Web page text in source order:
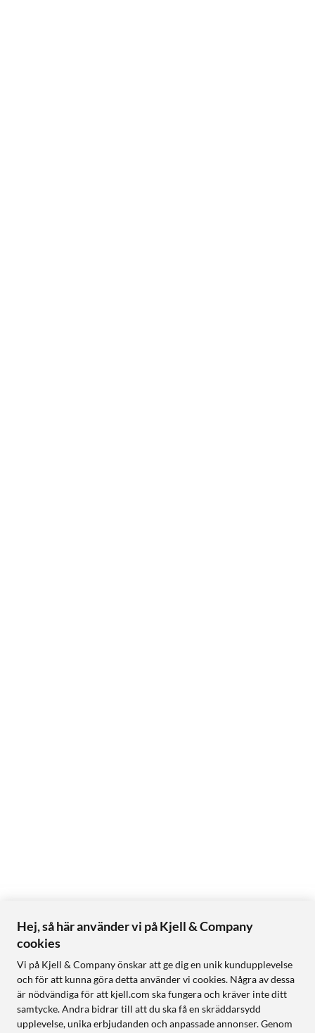
Hej, så här använder vi på Kjell & Company
cookies
Vi på Kjell & Company önskar att ge dig en unik kundupplevelse
och för att kunna göra detta använder vi cookies. Några av dessa
är nödvändiga för att kjell.com ska fungera och kräver inte ditt
samtycke. Andra bidrar till att du ska få en skräddarsydd
upplevelse, unika erbjudanden och anpassade annonser. Genom